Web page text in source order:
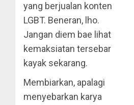
yang berjualan konten
LGBT. Beneran, lho.
Jangan diem bae lihat
kemaksiatan tersebar
kayak sekarang.
Membiarkan, apalagi
menyebarkan karya